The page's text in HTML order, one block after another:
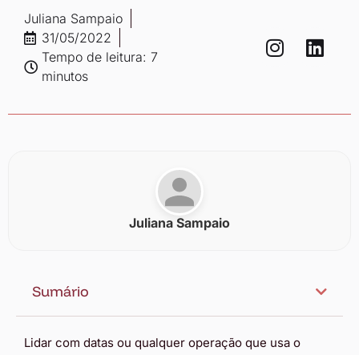
Juliana Sampaio
31/05/2022
Tempo de leitura: 7
minutos
Lidar com datas ou qualquer operação que usa o
Juliana Sampaio
Sumário